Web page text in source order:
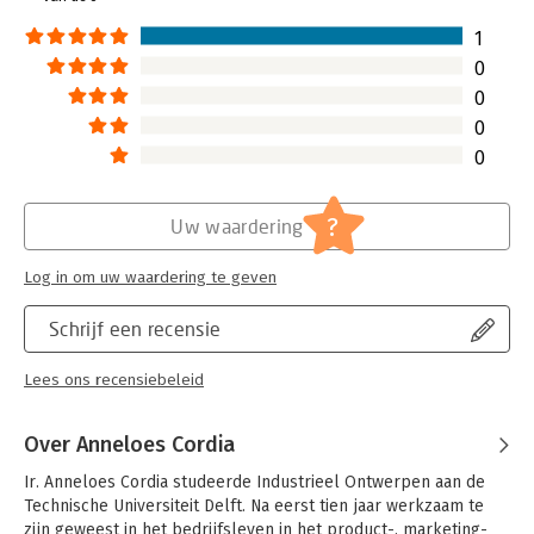
Hoofdrubriek: Non-profit
1
0
0
0
0
Schrijf een recensie
Lees ons recensiebeleid
Uw waardering ?
Log in om uw waardering te geven
Over Anneloes Cordia
Ir. Anneloes Cordia studeerde Industrieel Ontwerpen aan de
Technische Universiteit Delft. Na eerst tien jaar werkzaam te
zijn geweest in het bedrijfsleven in het product-, marketing-